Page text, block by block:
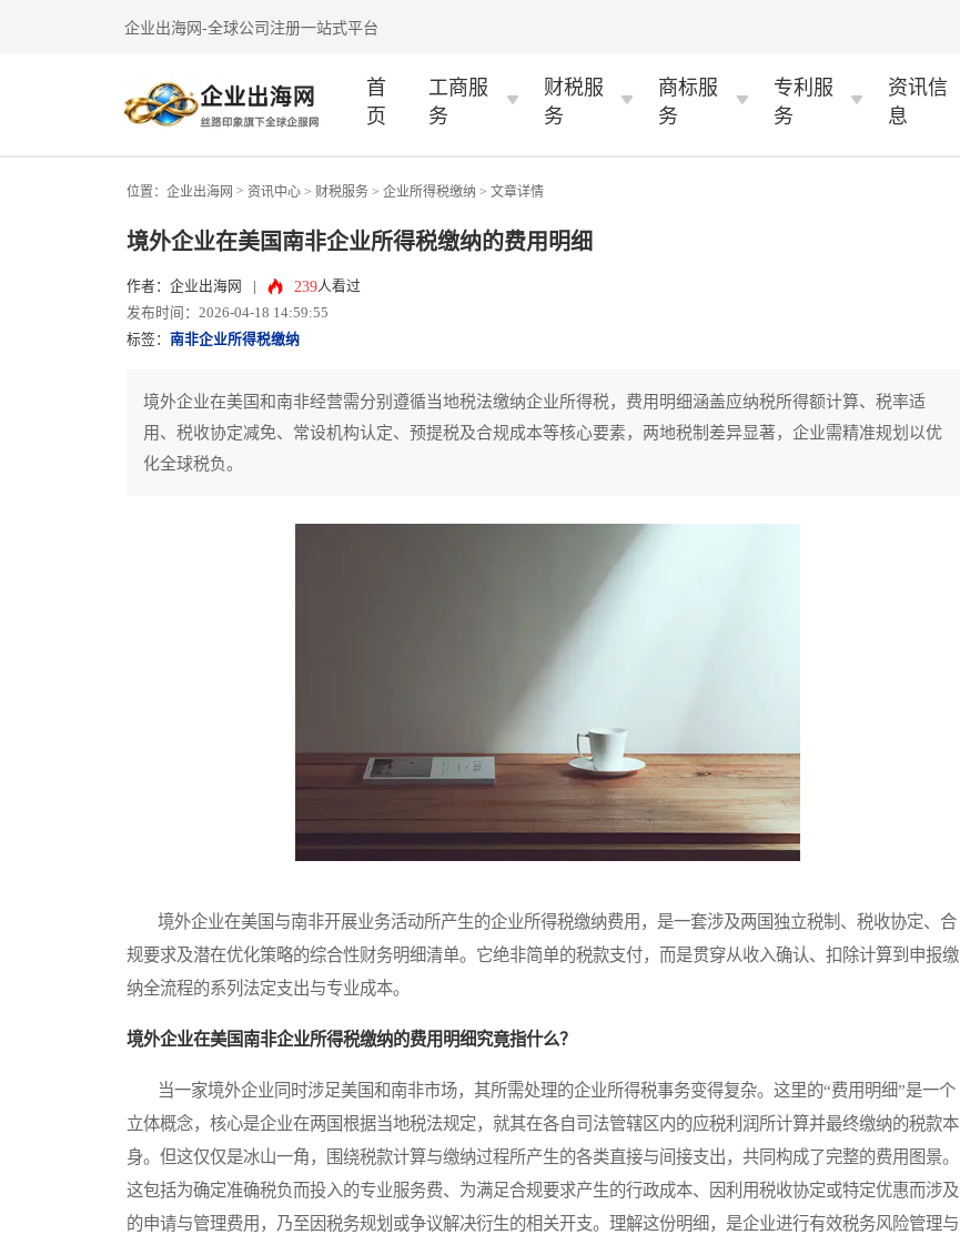
企业出海网-全球公司注册一站式平台
首
页
工商服
务
财税服
务
商标服
务
专利服
务
资讯信
息
位置： 企业出海网 > 资讯中心 > 财税服务 > 企业所得税缴纳 > 文章详情
境外企业在美国南非企业所得税缴纳的费用明细
作者：企业出海网 239人看过
发布时间：2026-04-18 14:59:55
标签： 南非企业所得税缴纳
境外企业在美国和南非经营需分别遵循当地税法缴纳企业所得税，费用明细涵盖应纳税所得额计算、税率适
用、税收协定减免、常设机构认定、预提税及合规成本等核心要素，两地税制差异显著，企业需精准规划以优
化全球税负。
境外企业在美国与南非开展业务活动所产生的企业所得税缴纳费用，是一套涉及两国独立税制、税收协定、合
规要求及潜在优化策略的综合性财务明细清单。它绝非简单的税款支付，而是贯穿从收入确认、扣除计算到申报缴
纳全流程的系列法定支出与专业成本。
境外企业在美国南非企业所得税缴纳的费用明细究竟指什么？
当一家境外企业同时涉足美国和南非市场，其所需处理的企业所得税事务变得复杂。这里的“费用明细”是一个
立体概念，核心是企业在两国根据当地税法规定，就其在各自司法管辖区内的应税利润所计算并最终缴纳的税款本
身。但这仅仅是冰山一角，围绕税款计算与缴纳过程所产生的各类直接与间接支出，共同构成了完整的费用图景。
这包括为确定准确税负而投入的专业服务费、为满足合规要求产生的行政成本、因利用税收协定或特定优惠而涉及
的申请与管理费用，乃至因税务规划或争议解决衍生的相关开支。理解这份明细，是企业进行有效税务风险管理与